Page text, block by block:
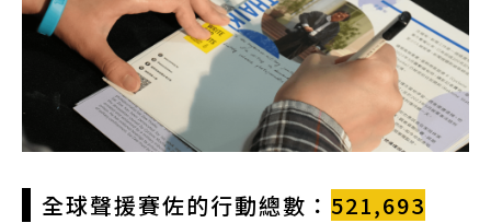
全球聲援賽佐的行動總數： 521,693